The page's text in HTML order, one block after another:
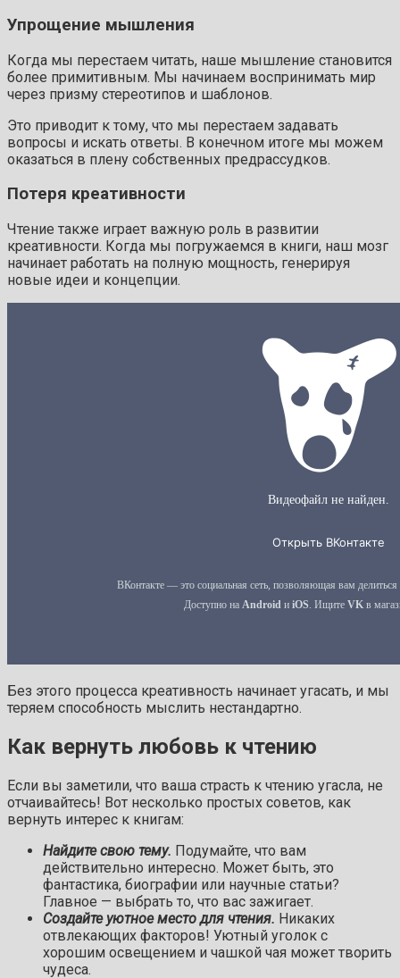
Упрощение мышления
Когда мы перестаем читать, наше мышление становится
более примитивным. Мы начинаем воспринимать мир
через призму стереотипов и шаблонов.
Это приводит к тому, что мы перестаем задавать
вопросы и искать ответы. В конечном итоге мы можем
оказаться в плену собственных предрассудков.
Потеря креативности
Чтение также играет важную роль в развитии
креативности. Когда мы погружаемся в книги, наш мозг
начинает работать на полную мощность, генерируя
новые идеи и концепции.
Без этого процесса креативность начинает угасать, и мы
теряем способность мыслить нестандартно.
Как вернуть любовь к чтению
Если вы заметили, что ваша страсть к чтению угасла, не
отчаивайтесь! Вот несколько простых советов, как
вернуть интерес к книгам:
Найдите свою тему. Подумайте, что вам
действительно интересно. Может быть, это
фантастика, биографии или научные статьи?
Главное — выбрать то, что вас зажигает.
Создайте уютное место для чтения. Никаких
отвлекающих факторов! Уютный уголок с
хорошим освещением и чашкой чая может творить
чудеса.